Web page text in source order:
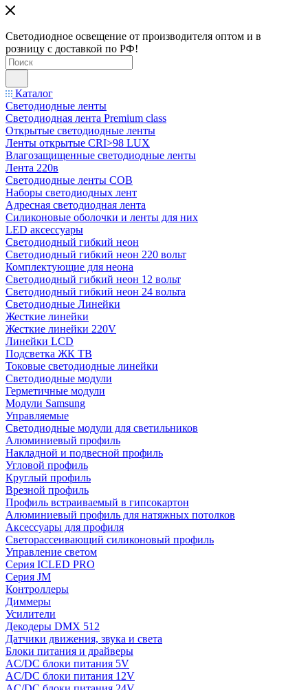
Светодиодное освещение от производителя оптом и в
розницу с доставкой по РФ!
Каталог
Светодиодные ленты
Светодиодная лента Premium class
Открытые светодиодные ленты
Ленты открытые CRI>98 LUX
Влагозащищенные светодиодные ленты
Лента 220в
Светодиодные ленты COB
Наборы светодиодных лент
Адресная светодиодная лента
Силиконовые оболочки и ленты для них
LED аксессуары
Светодиодный гибкий неон
Светодиодный гибкий неон 220 вольт
Комплектующие для неона
Светодиодный гибкий неон 12 вольт
Светодиодный гибкий неон 24 вольта
Светодиодные Линейки
Жесткие линейки
Жесткие линейки 220V
Линейки LCD
Подсветка ЖК ТВ
Токовые светодиодные линейки
Светодиодные модули
Герметичные модули
Модули Samsung
Управляемые
Светодиодные модули для светильников
Алюминиевый профиль
Накладной и подвесной профиль
Угловой профиль
Круглый профиль
Врезной профиль
Профиль встраиваемый в гипсокартон
Алюминиевый профиль для натяжных потолков
Аксессуары для профиля
Светорассеивающий силиконовый профиль
Управление светом
Серия ICLED PRO
Серия JM
Контроллеры
Диммеры
Усилители
Декодеры DMX 512
Датчики движения, звука и света
Блоки питания и драйверы
AC/DC блоки питания 5V
AC/DC блоки питания 12V